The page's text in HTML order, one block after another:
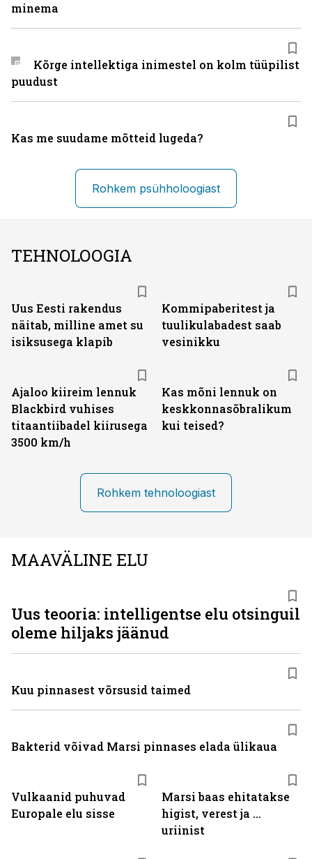
minema
Kõrge intellektiga inimestel on kolm tüüpilist
puudust
Kas me suudame mõtteid lugeda?
Rohkem psühholoogiast
TEHNOLOOGIA
Uus Eesti rakendus
näitab, milline amet su
isiksusega klapib
Kommipaberitest ja
tuulikulabadest saab
vesinikku
Ajaloo kiireim lennuk
Blackbird vuhises
titaantiibadel kiirusega
3500 km/h
Kas mõni lennuk on
keskkonna­sõbralikum
kui teised?
Rohkem tehnoloogiast
MAAVÄLINE ELU
Vulkaanid puhuvad
Europale elu sisse
Marsi baas ehitatakse
higist, verest ja ...
uriinist
Uus teooria: intelligentse elu otsinguil
oleme hiljaks jäänud
Kuu pinnasest võrsusid taimed
Bakterid võivad Marsi pinnases elada ülikaua